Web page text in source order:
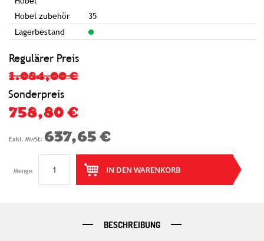
Hobel zubehör
35
Lagerbestand
Regulärer Preis
1.084,00 €
Sonderpreis
758,80 €
637,65 €
Menge IN DEN WARENKORB
BESCHREIBUNG